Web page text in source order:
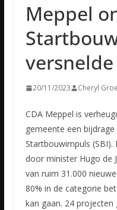
Meppel
20/11/2023 Cheryl
CDA Meppel is
gemeente een
Startbouwimpuls (SBI).
door minister Hugo de
van ruim 31.000
80% in de categorie
kan gaan. 24